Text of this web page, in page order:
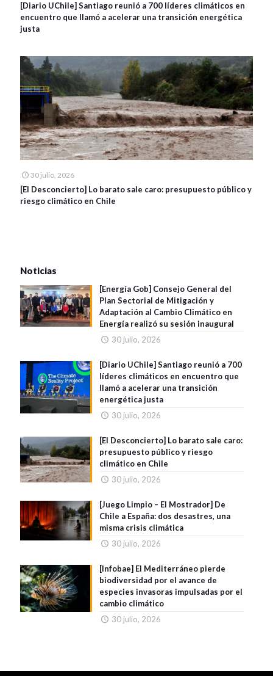
[Diario UChile] Santiago reunió a 700 líderes climáticos en
encuentro que llamó a acelerar una transición energética
justa
30 julio, 2026
[El Desconcierto] Lo barato sale caro: presupuesto público y
riesgo climático en Chile
Noticias
[Energía Gob] Consejo General del
Plan Sectorial de Mitigación y
Adaptación al Cambio Climático en
Energía realizó su sesión inaugural
30 julio, 2026
[Diario UChile] Santiago reunió a 700
líderes climáticos en encuentro que
llamó a acelerar una transición
energética justa
30 julio, 2026
[El Desconcierto] Lo barato sale caro:
presupuesto público y riesgo
climático en Chile
30 julio, 2026
[Juego Limpio – El Mostrador] De
Chile a España: dos desastres, una
misma crisis climática
30 julio, 2026
[Infobae] El Mediterráneo pierde
biodiversidad por el avance de
especies invasoras impulsadas por el
cambio climático
30 julio, 2026